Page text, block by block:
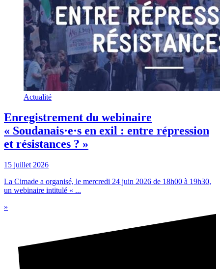
Actualité
Enregistrement du webinaire
« Soudanais·e·s en exil : entre répression
et résistances ? »
15 juillet 2026
La Cimade a organisé, le mercredi 24 juin 2026 de 18h00 à 19h30,
un webinaire intitulé « ...
»